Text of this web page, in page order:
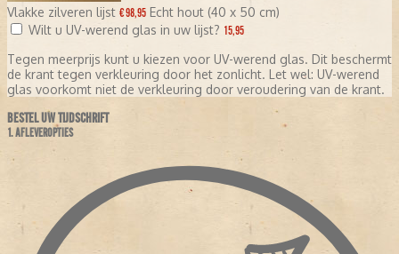
Vlakke zilveren lijst € 98,95 Echt hout (40 x 50 cm)
Wilt u UV-werend glas in uw lijst? 15,95
Tegen meerprijs kunt u kiezen voor UV-werend glas. Dit beschermt
de krant tegen verkleuring door het zonlicht. Let wel: UV-werend
glas voorkomt niet de verkleuring door veroudering van de krant.
BESTEL UW TIJDSCHRIFT
1. AFLEVEROPTIES